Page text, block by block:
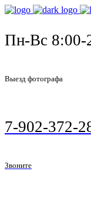
Пн-Вс 8:00-
Выезд фотографа
7-902-372-
Звоните